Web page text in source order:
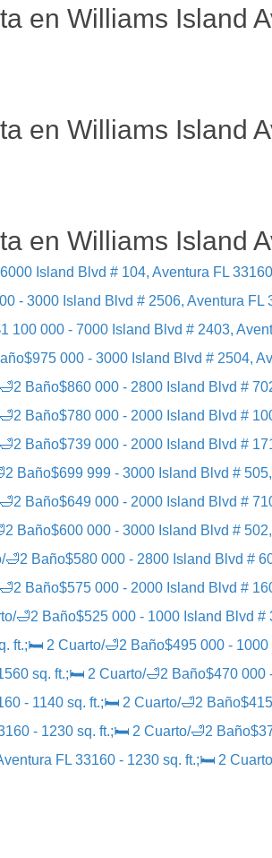
en Williams Island
en Williams Island
en Williams Island
Island Blvd # 104, Aventura FL
- 3000 Island Blvd # 2506, Aventura
100 000 - 7000 Island Blvd # 2403,
$975 000 - 3000 Island Blvd # 2504,
Baño$860 000 - 2800 Island Blvd #
Baño$780 000 - 2000 Island Blvd #
Baño$739 000 - 2000 Island Blvd #
Baño$699 999 - 3000 Island Blvd #
Baño$649 000 - 2000 Island Blvd #
Baño$600 000 - 3000 Island Blvd #
🛁2 Baño$580 000 - 2800 Island Blvd #
Baño$575 000 - 2000 Island Blvd #
🛁2 Baño$525 000 - 1000 Island Blvd
ft.;🛏 2 Cuarto/🛁2 Baño$495 000 -
sq. ft.;🛏 2 Cuarto/🛁2 Baño$470 000
- 1140 sq. ft.;🛏 2 Cuarto/🛁2 Baño
- 1230 sq. ft.;🛏 2 Cuarto/🛁2 Baño
FL 33160 - 1230 sq. ft.;🛏 2